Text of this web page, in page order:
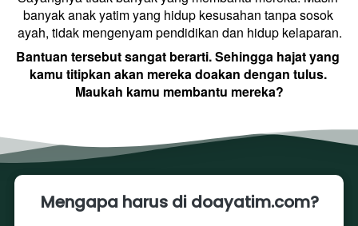
banyak anak yatim yang hidup kesusahan tanpa sosok
ayah, tidak mengenyam pendidikan dan hidup kelaparan.
Bantuan tersebut sangat berarti. Sehingga hajat yang
kamu titipkan akan mereka doakan dengan tulus.
Maukah kamu membantu mereka?
Mengapa harus di doayatim.com?